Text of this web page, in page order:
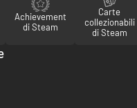
Achievement
di Steam
Carte
collezionabili
di Steam